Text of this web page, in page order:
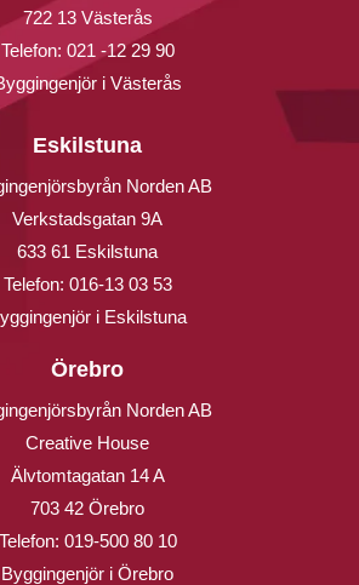
722 13 Västerås
Telefon: 021 -12 29 90
i Västerås
Eskilstuna
Norden AB
Verkstadsgatan 9A
633 61 Eskilstuna
Telefon: 016-13 03 53
i Eskilstuna
Örebro
Norden AB
Creative House
Älvtomtagatan 14 A
703 42 Örebro
Telefon: 019-500 80 10
Byggingenjör i Örebro